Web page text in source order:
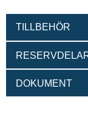
TILLBEHÖR
DOKUMENT